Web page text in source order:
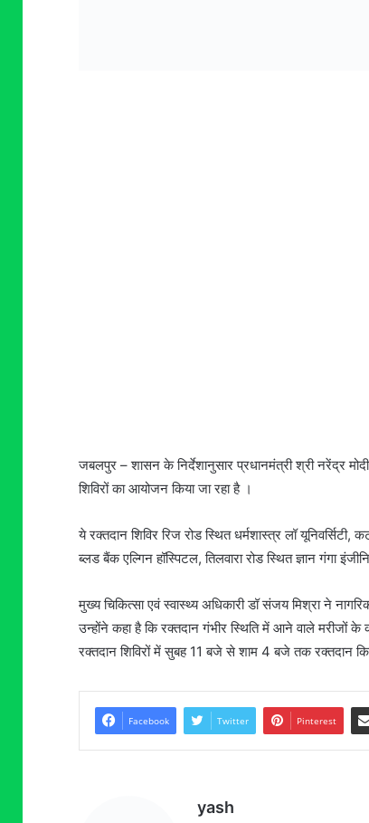
जबलपुर – शासन के निर्देशानुसार प्रधानमंत्री श्री नरेंद्र
शिविरों का आयोजन किया जा रहा है ।
ये रक्तदान शिविर रिज रोड स्थित धर्मशास्त्र लॉ
ब्लड बैंक एल्गिन हॉस्पिटल, तिलवारा रोड स्थित ज्ञान गंगा
मुख्य चिकित्सा एवं स्वास्थ्य अधिकारी डॉ संजय मिश्रा ने
उन्होंने कहा है कि रक्तदान गंभीर स्थिति में आने वाले
रक्तदान शिविरों में सुबह 11 बजे से शाम 4 बजे तक रक्तदान
Facebook Twitter Pinterest
yash